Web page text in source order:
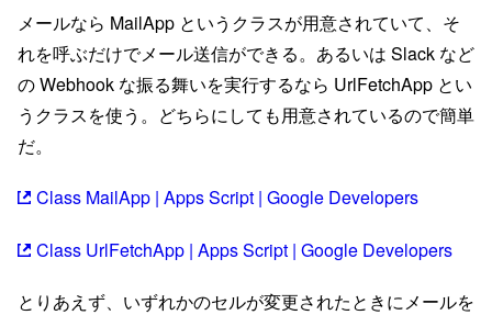
メールなら MailApp というクラスが用意されていて、そ
れを呼ぶだけでメール送信ができる。あるいは Slack など
の Webhook な振る舞いを実行するなら UrlFetchApp とい
うクラスを使う。どちらにしても用意されているので簡単
だ。
Class MailApp | Apps Script | Google Developers
Class UrlFetchApp | Apps Script | Google Developers
とりあえず、いずれかのセルが変更されたときにメールを